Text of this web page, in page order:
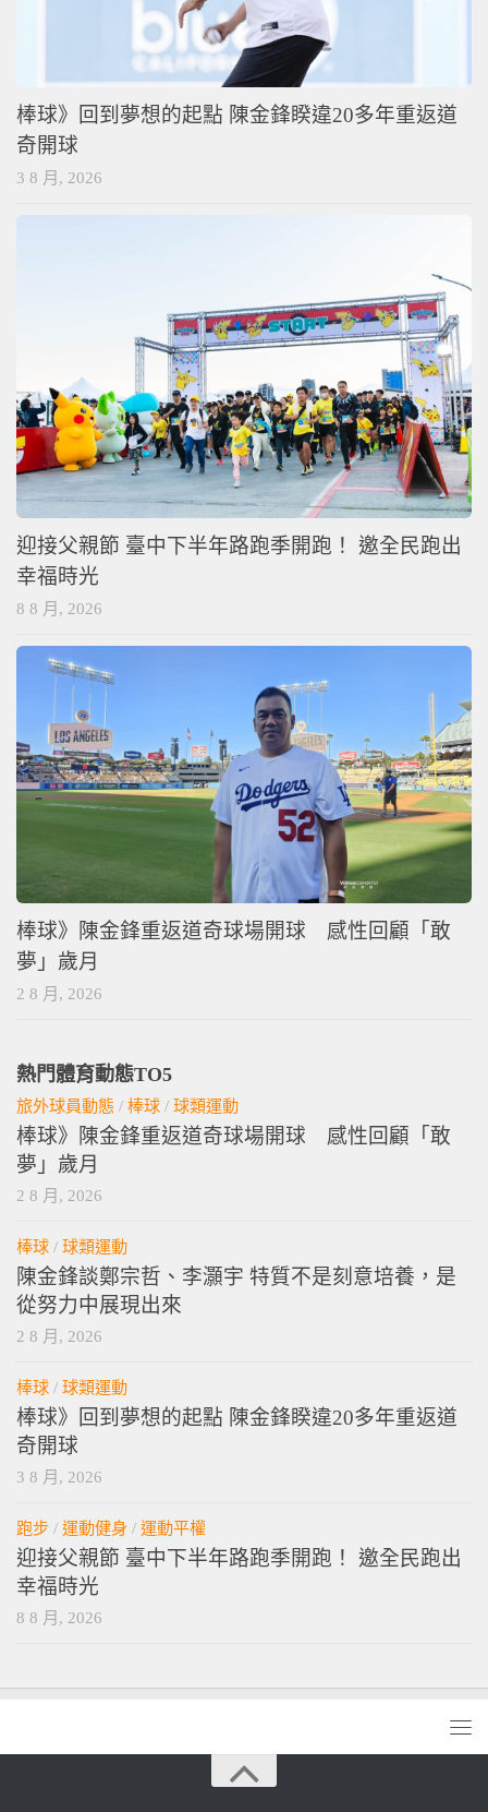
棒球》回到夢想的起點 陳金鋒睽違20多年重返道
奇開球
3 8 月, 2026
迎接父親節 臺中下半年路跑季開跑！ 邀全民跑出
幸福時光
8 8 月, 2026
棒球》陳金鋒重返道奇球場開球 感性回顧「敢
夢」歲月
2 8 月, 2026
熱門體育動態TO5
旅外球員動態 / 棒球 / 球類運動
棒球》陳金鋒重返道奇球場開球 感性回顧「敢
夢」歲月
2 8 月, 2026
棒球 / 球類運動
陳金鋒談鄭宗哲、李灝宇 特質不是刻意培養，是
從努力中展現出來
2 8 月, 2026
棒球 / 球類運動
棒球》回到夢想的起點 陳金鋒睽違20多年重返道
奇開球
3 8 月, 2026
跑步 / 運動健身 / 運動平權
迎接父親節 臺中下半年路跑季開跑！ 邀全民跑出
幸福時光
8 8 月, 2026